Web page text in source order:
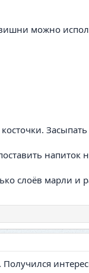
вишни можно
напиток
слоёв марли и